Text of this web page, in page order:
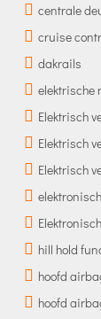
centrale
cruise
dakrails
elektrische
Elektrisch
Elektrisch
Elektrisch
hill hold
hoofd
hoofd